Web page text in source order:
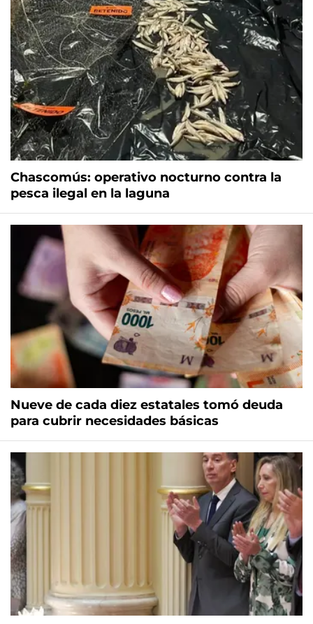
Chascomús: operativo nocturno contra la
pesca ilegal en la laguna
Nueve de cada diez estatales tomó deuda
para cubrir necesidades básicas